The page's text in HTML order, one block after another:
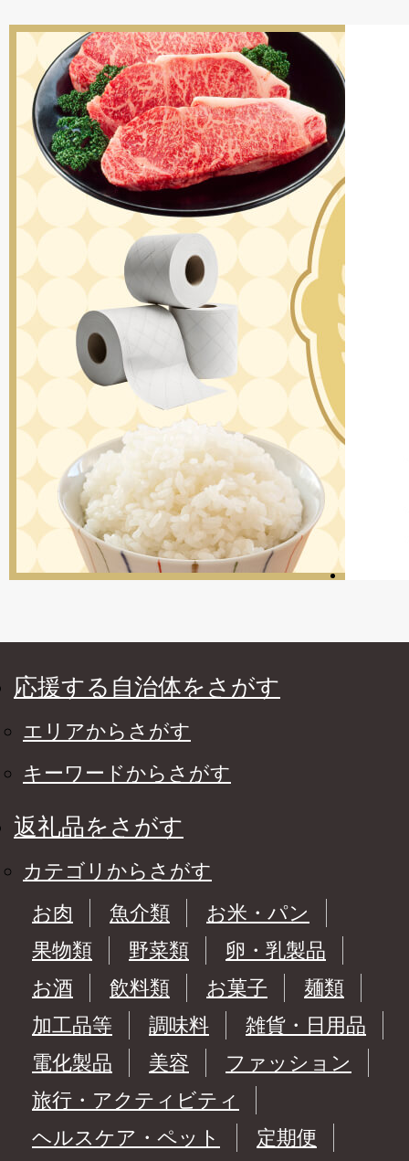
応援する自治体をさがす
エリアからさがす
キーワードからさがす
返礼品をさがす
カテゴリからさがす
お肉
魚介類
お米・パン
果物類
野菜類
卵・乳製品
お酒
飲料類 お菓子
麺類
加工品等
調味料
雑貨・日用品
電化製品
美容
ファッション
旅行・アクティビティ
ヘルスケア・ペット
定期便